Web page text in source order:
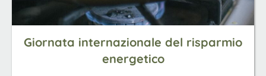
Giornata internazionale del risparmio
energetico